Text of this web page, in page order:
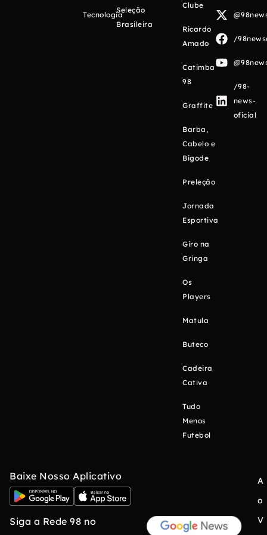
Tecnologia
Seleção
Brasileira
Clube
Ricardo
Amado
Catimba
98
Graffite
Barba,
Cabelo e
Bigode
Preleção
Jornada
Esportiva
Giro na
Gringa
Os
Players
Matula
Buteco
Cadeira
Cativa
Tudo
Menos
Futebol
/
/98-
news-
oficial
Baixe Nosso Aplicativo
Siga a Rede 98 no
A
o
V